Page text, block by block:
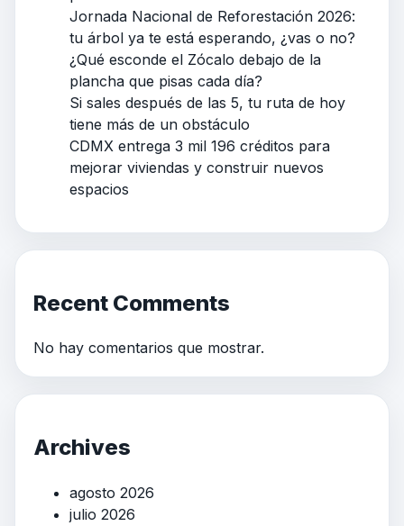
Jornada Nacional de Reforestación 2026:
tu árbol ya te está esperando, ¿vas o no?
¿Qué esconde el Zócalo debajo de la
plancha que pisas cada día?
Si sales después de las 5, tu ruta de hoy
tiene más de un obstáculo
CDMX entrega 3 mil 196 créditos para
mejorar viviendas y construir nuevos
espacios
Recent Comments
No hay comentarios que mostrar.
Archives
agosto 2026
julio 2026